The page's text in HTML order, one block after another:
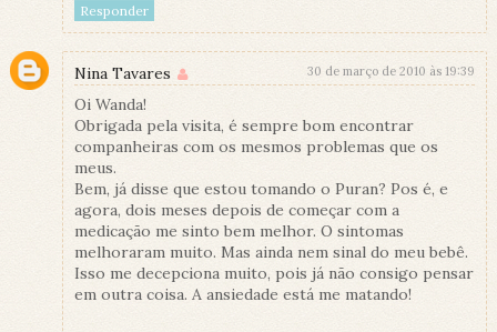
Responder
Nina Tavares 30 de março de 2010 às 19:39
Oi Wanda!
Obrigada pela visita, é sempre bom encontrar
companheiras com os mesmos problemas que os
meus.
Bem, já disse que estou tomando o Puran? Pos é, e
agora, dois meses depois de começar com a
medicação me sinto bem melhor. O sintomas
melhoraram muito. Mas ainda nem sinal do meu bebê.
Isso me decepciona muito, pois já não consigo pensar
em outra coisa. A ansiedade está me matando!